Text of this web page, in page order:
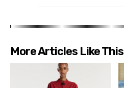
More Articles Like This